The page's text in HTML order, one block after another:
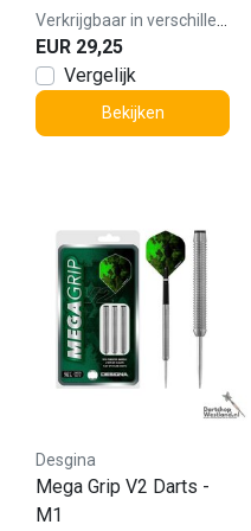
EUR 29,25
Vergelijk
Bekijken
Desgina
Mega Grip V2 Darts -
M1